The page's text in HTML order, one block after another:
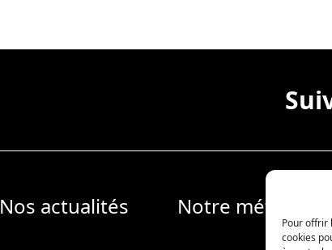
Pour offrir
cookies
Nos actualités Notre métier